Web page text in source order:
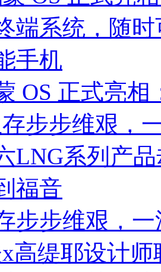
OS 正式亮
步步维艰，